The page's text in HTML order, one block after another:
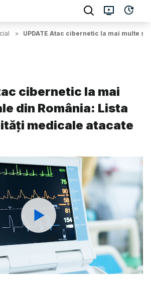
> UPDATE Atac cibernetic la mai multe
cibernetic la mai
din România: Lista
medicale atacate
Watch